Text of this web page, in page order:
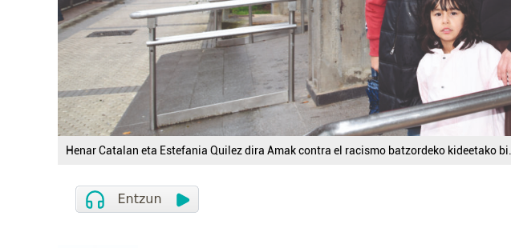
Henar Catalan eta Estefania Quilez dira Amak contra el racismo batzordeko kideetako bi.